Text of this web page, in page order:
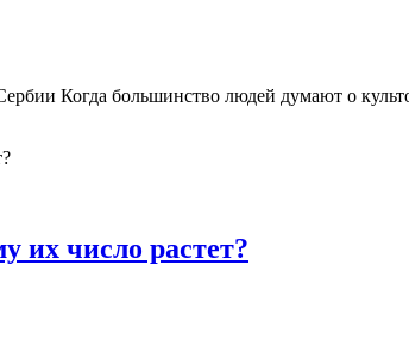
Когда большинство людей думают о
их число растет?